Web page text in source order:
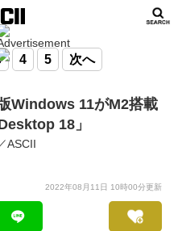
4 5 次へ
Windows 11がM2搭載
18」
ASCII
2022年08月11日 10時00分更新